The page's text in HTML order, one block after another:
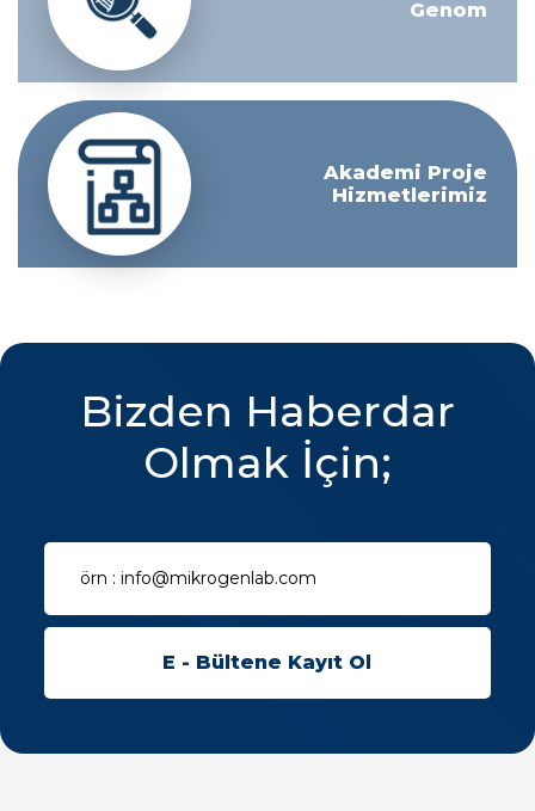
Genom
Akademi Proje
Hizmetlerimiz
Bizden Haberdar
Olmak İçin;